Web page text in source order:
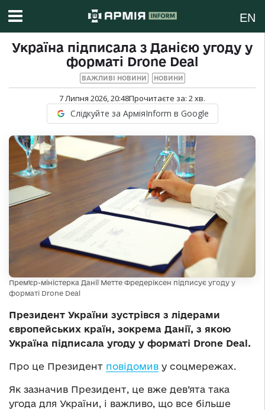
EN
Україна підписала з Данією угоду у
форматі Drone Deal
ВАЖЛИВІ НОВИНИ НОВИНИ
7 Липня 2026, 20:48Прочитаєте за: 2хв.
Слідкуйте за АрміяInform в Google
Премʼєр-міністерка Данії Метте Фредеріксен підписує угоду у
форматі Drone Deal
Президент України зустрівся з лідерами
європейських країн, зокрема Данії, з якою
Україна підписала угоду у форматі Drone Deal.
Про це Президент повідомив у соцмережах.
Як зазначив Президент, це вже дев’ята така
угода для України, і важливо, що все більше